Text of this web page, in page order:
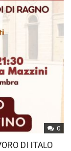
0
DI ITALO